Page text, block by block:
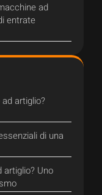
ad
entrate
artiglio?
di una
artiglio? Uno